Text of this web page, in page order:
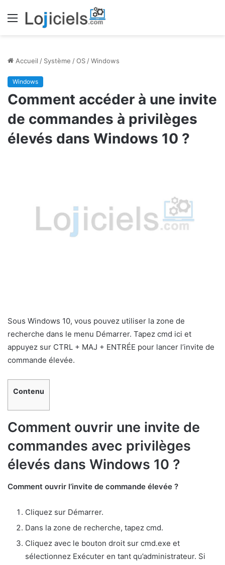
Menu
Accueil / Système /OS /Windows
Windows
Comment accéder à une invite
de commandes à privilèges
élevés dans Windows 10 ?
Sous Windows 10, vous pouvez utiliser la zone de
recherche dans le menu Démarrer. Tapez cmd ici et
appuyez sur CTRL + MAJ + ENTRÉE pour lancer l’invite de
commande élevée.
Contenu
Comment ouvrir une invite de
commandes avec privilèges
élevés dans Windows 10 ?
Comment ouvrir l’invite de commande élevée ?
Cliquez sur Démarrer.
Dans la zone de recherche, tapez cmd.
Cliquez avec le bouton droit sur cmd.exe et
sélectionnez Exécuter en tant qu’administrateur. Si